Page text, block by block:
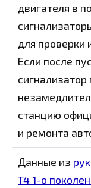
двигателя в
для проверки
Если после
станцию
и ремонта
Данные из
T4 1-о